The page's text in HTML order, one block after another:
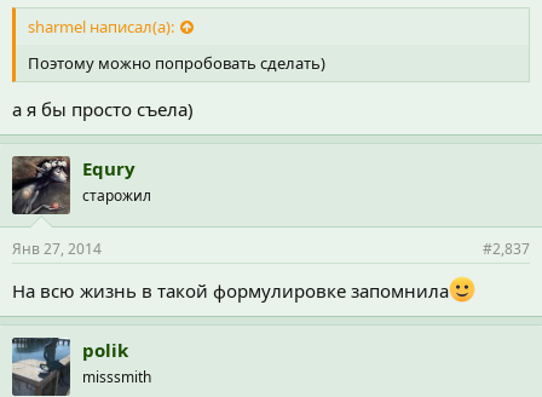
sharmel написал(а):
Поэтому можно попробовать сделать)
а я бы просто съела)
Equry
старожил
Янв 27, 2014 #2,837
На всю жизнь в такой формулировке запомнила
polik
misssmith